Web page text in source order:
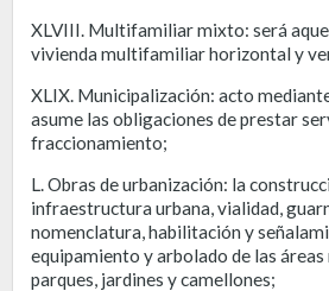
XLVIII. Multifamiliar mixto: será
vivienda multifamiliar horizontal y
XLIX. Municipalización: acto
asume las obligaciones de prestar
fraccionamiento;
L. Obras de urbanización: la
infraestructura urbana, vialidad,
nomenclatura, habilitación y
equipamiento y arbolado de las áreas
parques, jardines y camellones;